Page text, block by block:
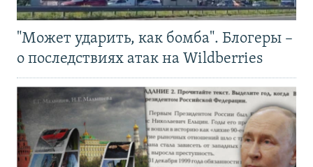
"Может ударить, как бомба". Блогеры –
о последствиях атак на Wildberries